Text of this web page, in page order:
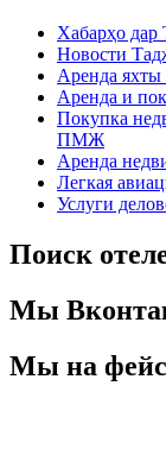
Хабарҳо дар
Новости
Аренда яхты
Аренда и
Покупка
ПМЖ
Аренда
Легкая
Услуги
Поиск
Мы
Мы на